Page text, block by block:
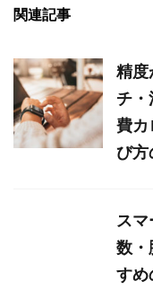
関連記事
精度
チ・
費カ
び方
ス
数・
すめ